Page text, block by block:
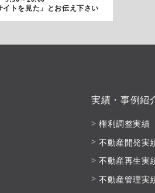
イトを見た」とお伝え下さい
実績・事例紹
権利調整実績
不動産開発実
不動産再生実
不動産管理実